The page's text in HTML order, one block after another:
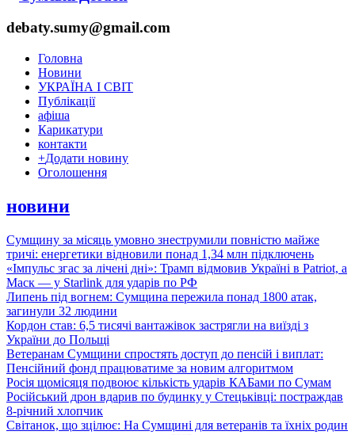
debaty.sumy@gmail.com
Головна
Новини
УКРАЇНА І СВІТ
Публікації
афіша
Карикатури
контакти
+Додати новину
Оголошення
новини
Сумщину за місяць умовно знеструмили повністю майже
тричі: енергетики відновили понад 1,34 млн підключень
«Імпульс згас за лічені дні»: Трамп відмовив Україні в Patriot, а
Маск — у Starlink для ударів по РФ
Липень під вогнем: Сумщина пережила понад 1800 атак,
загинули 32 людини
Кордон став: 6,5 тисячі вантажівок застрягли на виїзді з
України до Польщі
Ветеранам Сумщини спростять доступ до пенсій і виплат:
Пенсійний фонд працюватиме за новим алгоритмом
Росія щомісяця подвоює кількість ударів КАБами по Сумам
Російський дрон вдарив по будинку у Стецьківці: постраждав
8-річний хлопчик
Світанок, що зцілює: На Сумщині для ветеранів та їхніх родин